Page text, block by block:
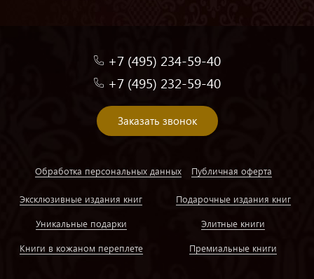
+7 (495) 234-59-40
+7 (495) 232-59-40
Заказать звонок
Обработка персональных данных Публичная оферта
Эксклюзивные издания книг
Уникальные подарки
Книги в кожаном переплете
Подарочные издания книг
Элитные книги
Премиальные книги